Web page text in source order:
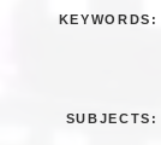
KEYWORDS:
SUBJECTS: